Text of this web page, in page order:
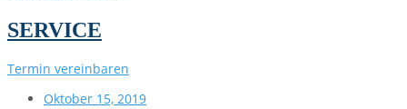
SERVICE
Termin vereinbaren
Oktober 15, 2019